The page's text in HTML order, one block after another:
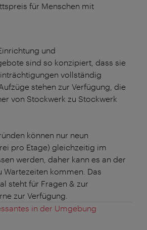
für Menschen mit
und
sind so konzipiert, dass sie
vollständig
stehen zur Verfügung, die
von Stockwerk zu Stockwerk
können nur neun
pro Etage) gleichzeitig im
werden, daher kann es an der
Wartezeiten kommen. Das
steht für Fragen & zur
zur Verfügung.
in der Umgebung